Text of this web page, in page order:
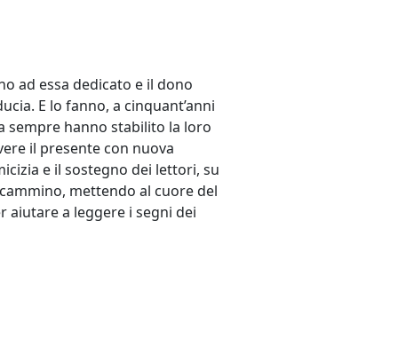
ad essa dedicato e il dono
E lo fanno, a cinquant’anni
sempre hanno stabilito la loro
il presente con nuova
e il sostegno dei lettori, su
mettendo al cuore del
aiutare a leggere i segni dei